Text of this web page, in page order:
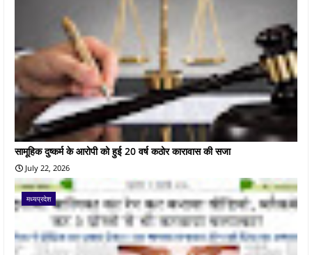
सामूहिक दुष्कर्म के आरोपी को हुई 20 वर्ष कठोर कारावास की सजा
July 22, 2026
मध्यप्रदेश